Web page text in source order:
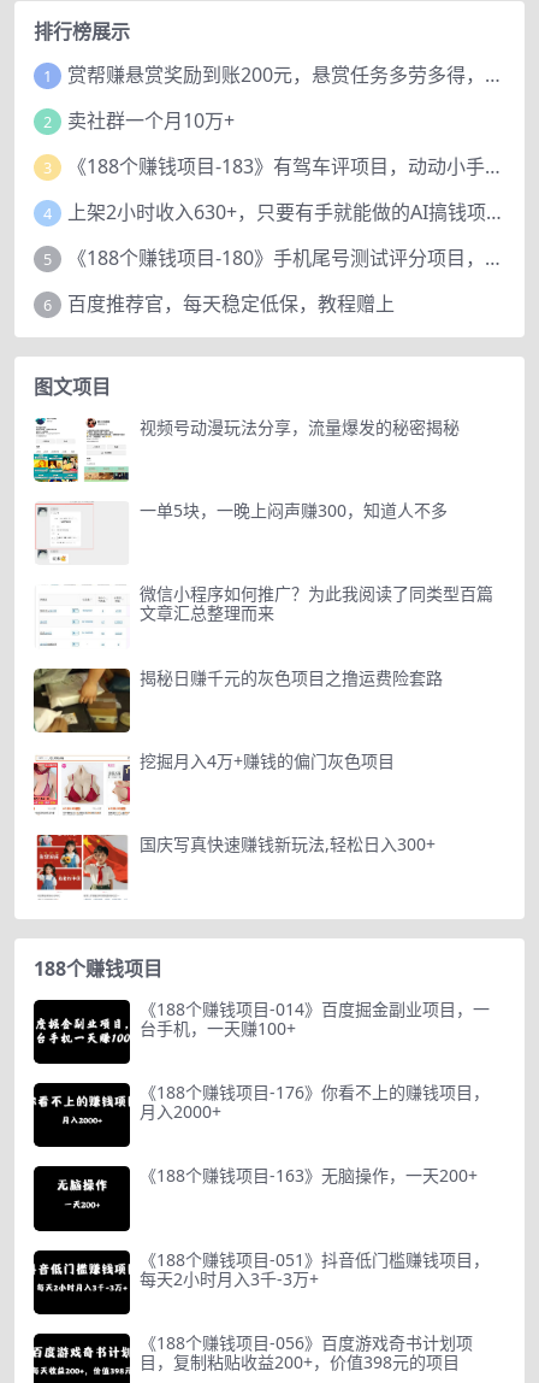
排行榜展示
1 赏帮赚悬赏奖励到账200元，悬赏任务多劳多得，人人可做。
2 卖社群一个月10万+
3 《188个赚钱项目-183》有驾车评项目，动动小手，复制粘贴赚44元！
4 上架2小时收入630+，只要有手就能做的AI搞钱项目，奶奶看完都能学会!
5 《188个赚钱项目-180》手机尾号测试评分项目，短视频直播日赚200+
6 百度推荐官，每天稳定低保，教程赠上
图文项目
视频号动漫玩法分享，流量爆发的秘密揭秘
一单5块，一晚上闷声赚300，知道人不多
微信小程序如何推广？为此我阅读了同类型百篇
文章汇总整理而来
揭秘日赚千元的灰色项目之撸运费险套路
挖掘月入4万+赚钱的偏门灰色项目
国庆写真快速赚钱新玩法,轻松日入300+
188个赚钱项目
《188个赚钱项目-014》百度掘金副业项目，一
台手机，一天赚100+
《188个赚钱项目-176》你看不上的赚钱项目，
月入2000+
《188个赚钱项目-163》无脑操作，一天200+
《188个赚钱项目-051》抖音低门槛赚钱项目，
每天2小时月入3千-3万+
《188个赚钱项目-056》百度游戏奇书计划项
目，复制粘贴收益200+，价值398元的项目